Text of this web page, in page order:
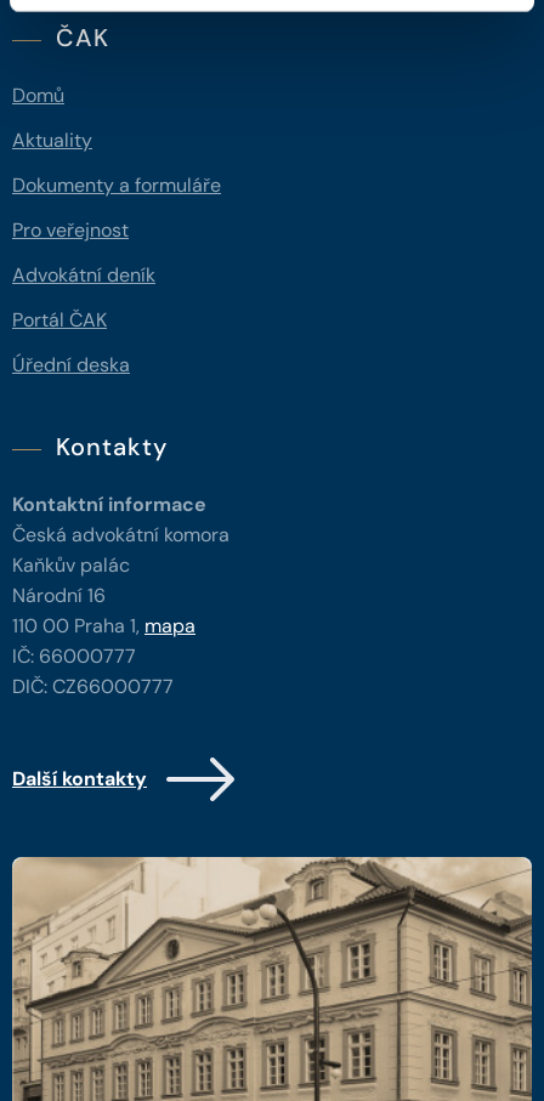
ČAK
Domů
Aktuality
Dokumenty a formuláře
Pro veřejnost
Advokátní deník
Portál ČAK
Úřední deska
Kontakty
Kontaktní informace
Česká advokátní komora
Kaňkův palác
Národní 16
110 00 Praha 1, mapa
IČ: 66000777
DIČ: CZ66000777
Další kontakty